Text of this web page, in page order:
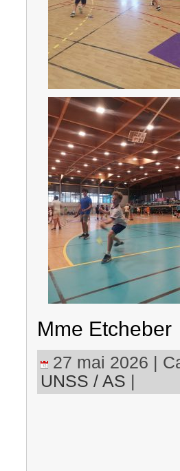
Mme Etcheber
27 mai 2026 |
UNSS / AS |